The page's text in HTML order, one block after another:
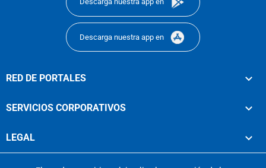
Descarga nuestra app en
RED DE PORTALES
SERVICIOS CORPORATIVOS
LEGAL